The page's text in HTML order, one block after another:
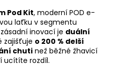
Pod Kit, moderní POD e-
laťku v segmentu
inovací je duální
zajišťuje o 200 % delší
chuti než běžné žhavicí
ucítíte rozdíl.